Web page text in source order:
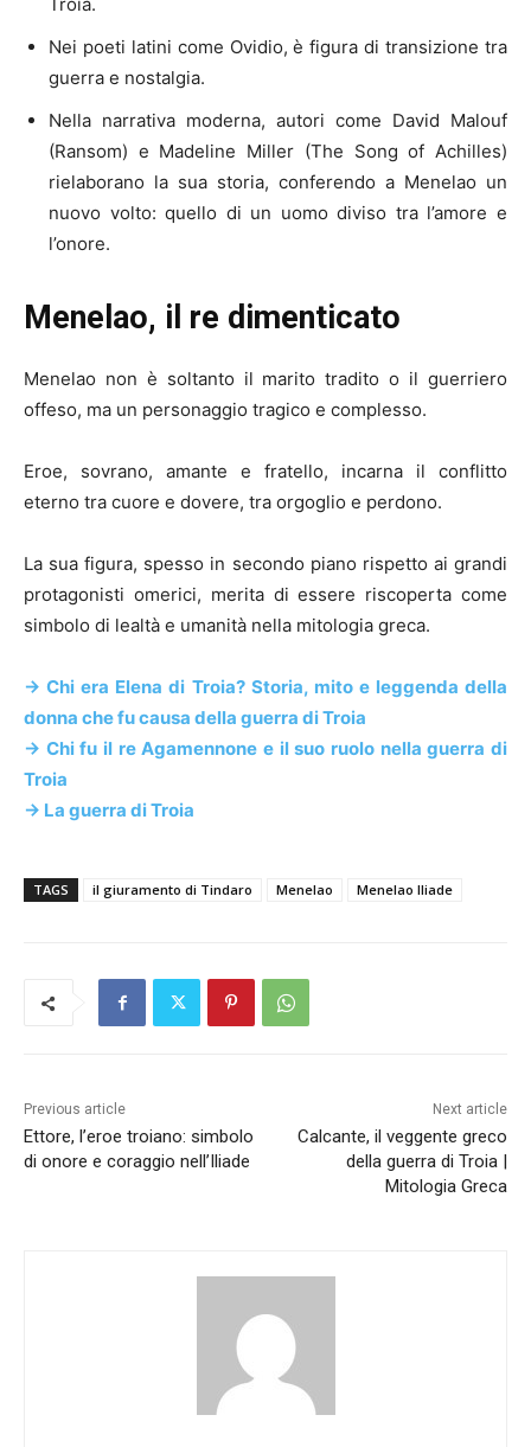
Nei poeti latini come Ovidio, è figura di transizione tra
guerra e nostalgia.
Nella narrativa moderna, autori come David Malouf
(Ransom) e Madeline Miller (The Song of Achilles)
rielaborano la sua storia, conferendo a Menelao un
nuovo volto: quello di un uomo diviso tra l’amore e
l’onore.
Menelao, il re dimenticato
Menelao non è soltanto il marito tradito o il guerriero
offeso, ma un personaggio tragico e complesso.
Eroe, sovrano, amante e fratello, incarna il conflitto
eterno tra cuore e dovere, tra orgoglio e perdono.
La sua figura, spesso in secondo piano rispetto ai grandi
protagonisti omerici, merita di essere riscoperta come
simbolo di lealtà e umanità nella mitologia greca.
-> Chi era Elena di Troia? Storia, mito e leggenda della
donna che fu causa della guerra di Troia
-> Chi fu il re Agamennone e il suo ruolo nella guerra di
Troia
-> La guerra di Troia
TAGS il giuramento di Tindaro Menelao Menelao Iliade
Previous article
Ettore, l’eroe troiano: simbolo
di onore e coraggio nell’Iliade
Next article
Calcante, il veggente greco
della guerra di Troia |
Mitologia Greca